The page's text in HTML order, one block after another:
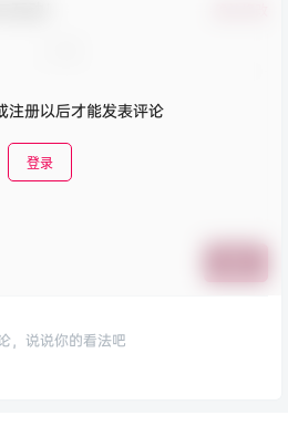
注册以后才能发表评论
登录
，说说你的看法吧